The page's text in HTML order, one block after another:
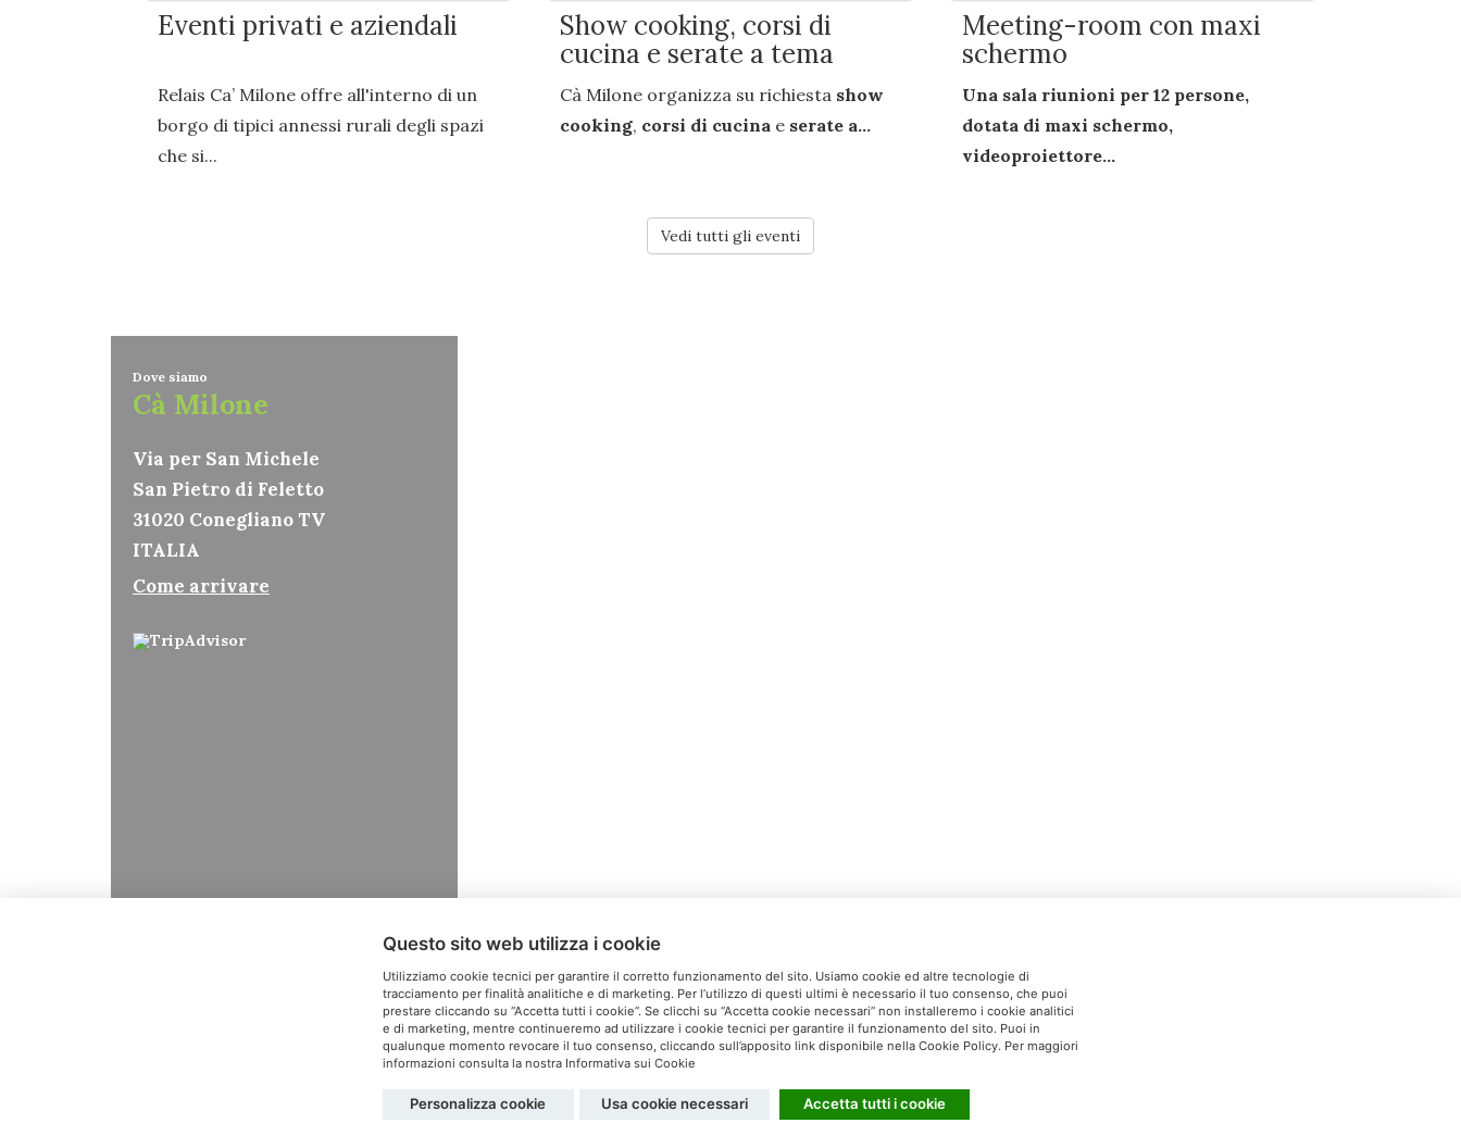
Eventi privati e aziendali
Relais Ca’ Milone offre all'interno di un
borgo di tipici annessi rurali degli spazi
che si...
Show cooking, corsi di
cucina e serate a tema
Cà Milone organizza su richiesta show
cooking, corsi di cucina e serate a...
Meeting-room con maxi
schermo
Una sala riunioni per 12 persone,
dotata di maxi schermo,
videoproiettore...
Vedi tutti gli eventi
Dove siamo
Cà Milone
Via per San Michele
San Pietro di Feletto
31020 Conegliano TV
ITALIA
Come arrivare
Relais Ca’Milone
Via San Michele, 60 S. Pietro di Feletto (TV)
Tel. 0438 60037 - Cell. 340 5179608 -info@camilone.com
Privacy
Questo sito web utilizza i cookie
Utilizziamo cookie tecnici per garantire il corretto funzionamento del sito. Usiamo cookie ed altre tecnologie di
tracciamento per finalità analitiche e di marketing. Per l’utilizzo di questi ultimi è necessario il tuo consenso, che puoi
prestare cliccando su “Accetta tutti i cookie”. Se clicchi su “Accetta cookie necessari” non installeremo i cookie analitici
e di marketing, mentre continueremo ad utilizzare i cookie tecnici per garantire il funzionamento del sito. Puoi in
qualunque momento revocare il tuo consenso, cliccando sull’apposito link disponibile nella Cookie Policy. Per maggiori
informazioni consulta la nostra Informativa sui Cookie
Usa cookie necessari
Personalizza cookie Accetta tutti i cookie